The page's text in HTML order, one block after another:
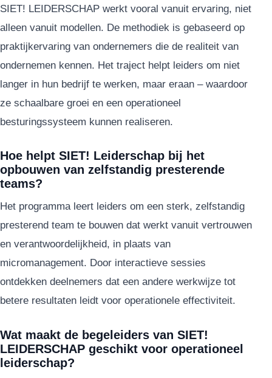
SIET! LEIDERSCHAP werkt vooral vanuit ervaring, niet
alleen vanuit modellen. De methodiek is gebaseerd op
praktijkervaring van ondernemers die de realiteit van
ondernemen kennen. Het traject helpt leiders om niet
langer in hun bedrijf te werken, maar eraan – waardoor
ze schaalbare groei en een operationeel
besturingssysteem kunnen realiseren.
Hoe helpt SIET! Leiderschap bij het
opbouwen van zelfstandig presterende
teams?
Het programma leert leiders om een sterk, zelfstandig
presterend team te bouwen dat werkt vanuit vertrouwen
en verantwoordelijkheid, in plaats van
micromanagement. Door interactieve sessies
ontdekken deelnemers dat een andere werkwijze tot
betere resultaten leidt voor operationele effectiviteit.
Wat maakt de begeleiders van SIET!
LEIDERSCHAP geschikt voor operationeel
leiderschap?